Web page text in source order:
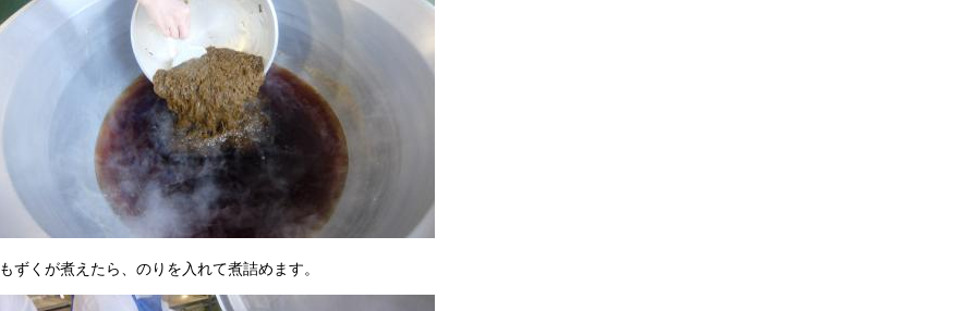
もずくが煮えたら、のりを入れて煮詰めます。